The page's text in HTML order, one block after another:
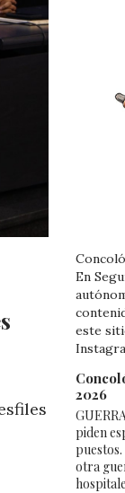
En
este
2026
piden
otra